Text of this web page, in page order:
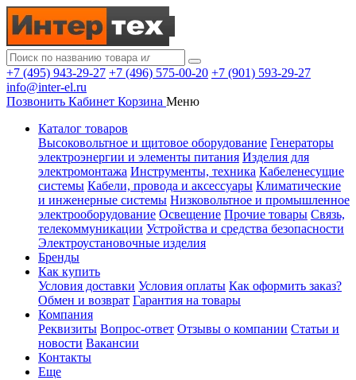
+7 (495) 943-29-27 +7 (496) 575-00-20 +7 (901) 593-29-27
info@inter-el.ru
Позвонить Кабинет Корзина Меню
Каталог товаров
Высоковольтное и щитовое оборудование Генераторы
электроэнергии и элементы питания Изделия для
электромонтажа Инструменты, техника Кабеленесущие
системы Кабели, провода и аксессуары Климатические
и инженерные системы Низковольтное и промышленное
электрооборудование Освещение Прочие товары Связь,
телекоммуникации Устройства и средства безопасности
Электроустановочные изделия
Бренды
Как купить
Условия доставки Условия оплаты Как оформить заказ?
Обмен и возврат Гарантия на товары
Компания
Реквизиты Вопрос-ответ Отзывы о компании Статьи и
новости Вакансии
Контакты
Еще